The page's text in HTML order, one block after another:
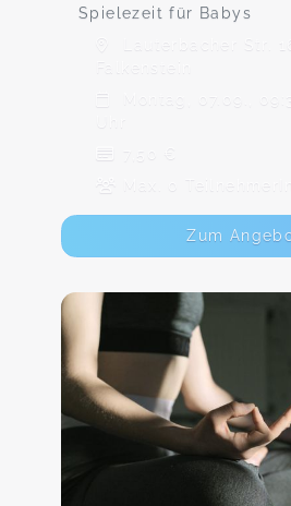
Spielezeit für Babys
Lauterbacher Str.
Falkenstein
Montag, 07.09.,
7,50 €
Max. 0
Zum